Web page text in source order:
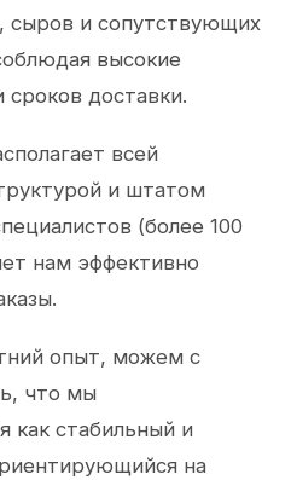
сыров и сопутствующих
высокие
сроков доставки.
всей
и штатом
(более 100
нам эффективно
опыт, можем с
что мы
как стабильный и
на